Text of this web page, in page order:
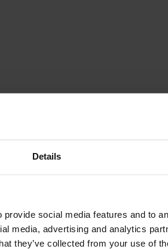
Details
social media features and to
media, advertising and analytics
they’ve collected from your use of
des sous-domaines pour gérer des